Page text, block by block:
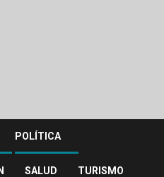
POLÍTICA
SALUD TURISMO